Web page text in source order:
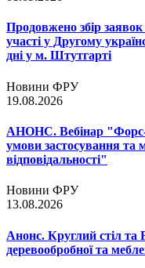
Продовжено збір заявок
участі у Другому
дні у м. Штутгарті
Новини ФРУ
19.08.2026
АНОНС. Вебінар "Форс-
умови застосування та
відповідальності"
Новини ФРУ
13.08.2026
Анонс. Круглий стіл
деревообробної та